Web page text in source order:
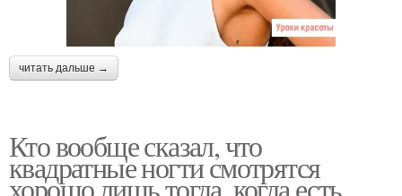
читать дальше →
Кто вообще сказал, что
квадратные ногти смотрятся
хорошо лишь тогда, когда есть